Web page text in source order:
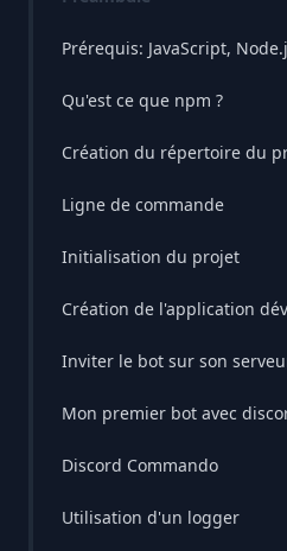
Prérequis: JavaScript,
Qu'est ce que npm ?
Création du répertoire du
Ligne de commande
Initialisation du projet
Création de l'application
Inviter le bot sur son
Mon premier bot avec
Discord Commando
Création du client
Utilisation d'un logger